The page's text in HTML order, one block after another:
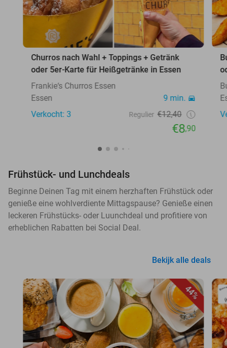
Churros nach Wahl + Toppings + Getränk
oder 5er-Karte für Heißgetränke in Essen
Frankie‘s Churros Essen
Essen
9 min.
Verkocht: 3
Regulier €12,40
€8,90
Frühstück- und Lunchdeals
Beginne Deinen Tag mit einem herzhaften Frühstück oder
genieße eine wohlverdiente Mittagspause? Genieße einen
leckeren Frühstücks- oder Luunchdeal und profitiere von
erheblichen Rabatten bei Social Deal.
Bekijk alle deals
44%